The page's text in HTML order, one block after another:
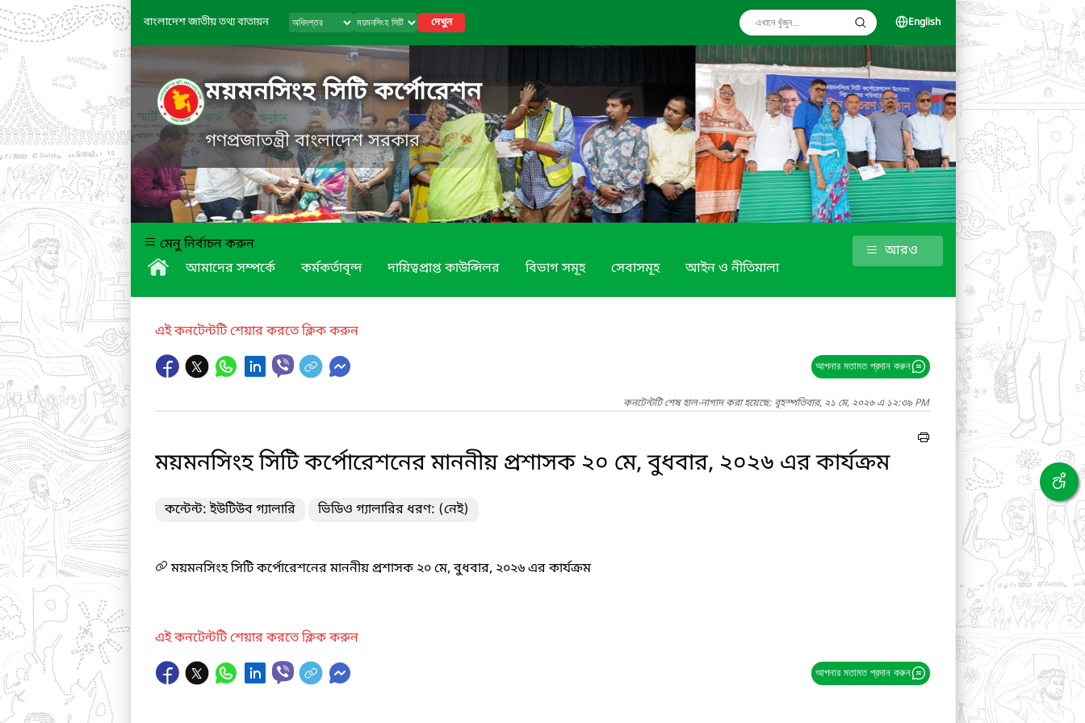
বাংলাদেশ জাতীয় তথ্য বাতায়ন দেখুন English
ময়মনসিংহ সিটি কর্পোরেশন
গণপ্রজাতন্ত্রী বাংলাদেশ সরকার
মেনু নির্বাচন করুন
আমাদের সম্পর্কে
কর্মকর্তাবৃন্দ দায়িত্বপ্রাপ্ত কাউন্সিলর বিভাগ সমূহ সেবাসমূহ আইন ও নীতিমালা
আরও
এই কনটেন্টটি শেয়ার করতে ক্লিক করুন
আপনার মতামত প্রদান করুন
কনটেন্টটি শেষ হাল-নাগাদ করা হয়েছে: বৃহস্পতিবার, ২১ মে, ২০২৬ এ ১২:৩৯ PM
ময়মনসিংহ সিটি কর্পোরেশনের মাননীয় প্রশাসক ২০ মে, বুধবার, ২০২৬ এর কার্যক্রম
কন্টেন্ট: ইউটিউব গ্যালারি ভিডিও গ্যালারির ধরণ: (নেই)
ময়মনসিংহ সিটি কর্পোরেশনের মাননীয় প্রশাসক ২০ মে, বুধবার, ২০২৬ এর কার্যক্রম
এই কনটেন্টটি শেয়ার করতে ক্লিক করুন
আপনার মতামত প্রদান করুন